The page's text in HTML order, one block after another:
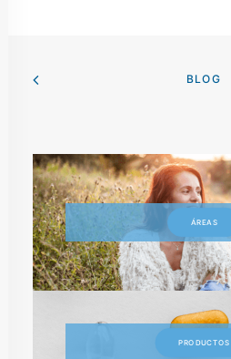
BLOG
ÁREAS
PRODUCTOS